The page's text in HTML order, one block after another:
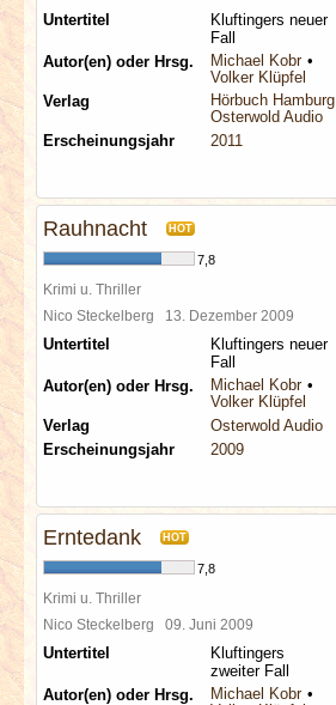
Untertitel
Kluftingers neuer
Fall
Autor(en) oder Hrsg.
Michael Kobr
Volker Klüpfel
Verlag
Hörbuch Hamburg
Osterwold Audio
Erscheinungsjahr
2011
Rauhnacht HOT
7,8
Krimi u. Thriller
Nico Steckelberg 13. Dezember 2009
Untertitel
Kluftingers neuer
Fall
Autor(en) oder Hrsg.
Michael Kobr
Volker Klüpfel
Verlag
Osterwold Audio
Erscheinungsjahr
2009
Erntedank HOT
7,8
Krimi u. Thriller
Nico Steckelberg 09. Juni 2009
Untertitel
Kluftingers
zweiter Fall
Autor(en) oder Hrsg.
Michael Kobr